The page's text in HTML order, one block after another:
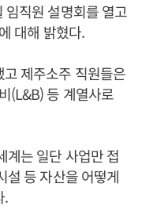
임직원 설명회를 열고
대해 밝혔다.
제주소주 직원들은
(L&B) 등 계열사로
계는 일단 사업만 접
설 등 자산을 어떻게
.